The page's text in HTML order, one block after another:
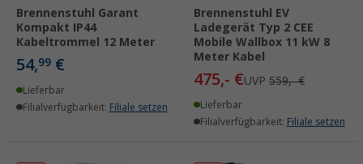
Brennenstuhl Garant
Kompakt IP44
Kabeltrommel 12 Meter
54,99 €
Lieferbar
Filialverfügbarkeit: Filiale setzen
Brennenstuhl EV
Ladegerät Typ 2 CEE
Mobile Wallbox 11 kW 8
Meter Kabel
475,- €UVP 559,- €
Lieferbar
Filialverfügbarkeit: Filiale setzen